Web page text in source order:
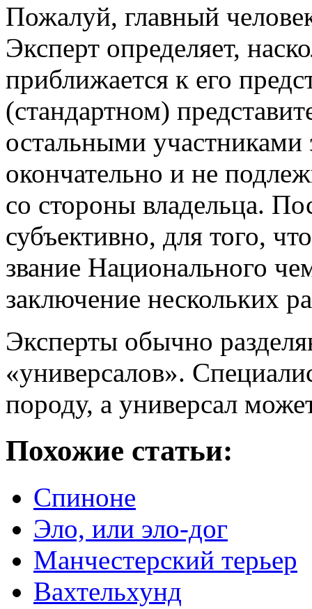
Пожалуй, главный
Эксперт определяет,
приближается к его
(стандартном)
остальными участниками
окончательно и не
со стороны владельца.
субъективно, для того,
звание Национального
заключение нескольких
Эксперты обычно
«универсалов».
породу, а универсал
Похожие статьи:
Спиноне
Эло, или эло-дог
Манчестерский терьер
Вахтельхунд